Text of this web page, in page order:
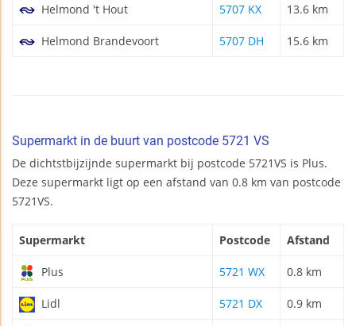
Helmond 't Hout 5707 KX 13.6 km
Helmond Brandevoort 5707 DH 15.6 km
Supermarkt in de buurt van postcode 5721 VS
De dichtstbijzijnde supermarkt bij postcode 5721VS is Plus.
Deze supermarkt ligt op een afstand van 0.8 km van postcode
5721VS.
Supermarkt Postcode Afstand
Plus 5721 WX 0.8 km
Lidl 5721 DX 0.9 km